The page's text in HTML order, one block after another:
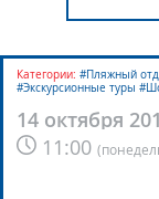
14 октября
11:00 (
Категории: #Пляжный
#Экскурсионные туры